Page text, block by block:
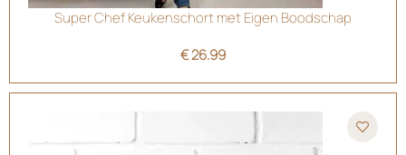
Super Chef Keukenschort met Eigen Boodschap
€26.99